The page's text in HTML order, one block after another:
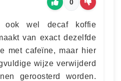
0
ook wel decaf koffie
van exact dezelfde
met cafeïne, maar hier
wijze verwijderd
geroosterd worden.